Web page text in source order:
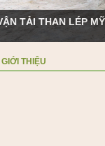
TẢI THAN LÉP
GIỚI THIỆU